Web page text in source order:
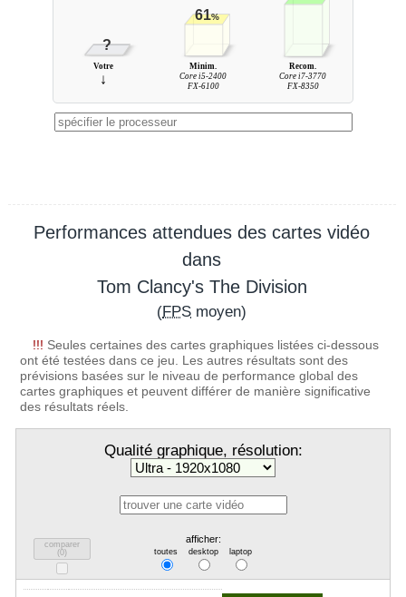
?
61%
Votre
↓
Minim.
Core i5-2400
FX-6100
Recom.
Core i7-3770
FX-8350
Performances attendues des cartes vidéo
dans
Tom Clancy's The Division
(FPS moyen)
!!! Seules certaines des cartes graphiques listées ci-dessous
ont été testées dans ce jeu. Les autres résultats sont des
prévisions basées sur le niveau de performance global des
cartes graphiques et peuvent différer de manière significative
des résultats réels.
Qualité graphique, résolution:
comparer
(0)
afficher:
toutes desktop laptop